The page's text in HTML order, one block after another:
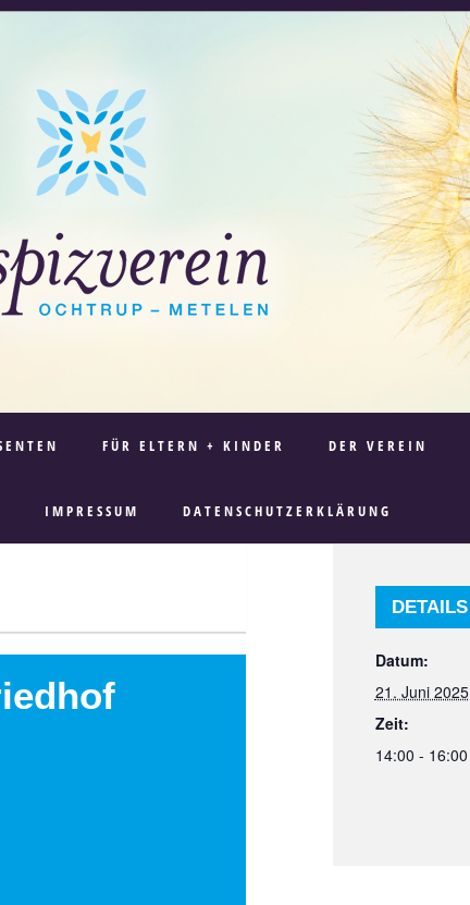
FÜR ELTERN + KINDER DER VEREIN
IMPRESSUM DATENSCHUTZERKLÄRUNG
DETAILS
Datum:
21. Juni 2025
Zeit:
14:00 - 16:00